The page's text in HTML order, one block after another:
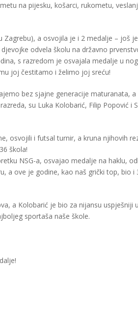
na pijesku, košarci, rukometu,
a osvojila je i 2 medalje – još
odvela školu na državno
s razredom je osvajala medalje u
joj čestitamo i želimo joj sreću!
bez sjajne generacije maturanata, a
su Luka Kolobarić, Filip Popović i
osvojili i futsal turnir, a kruna njihovih
škola!
NSG-a, osvajao medalje na haklu,
a ove je godine, kao naš grički top, bio i
a Kolobarić je bio za nijansu uspješniji
sportaša naše škole.